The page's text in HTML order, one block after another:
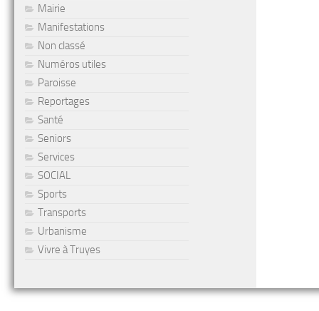
Mairie
Manifestations
Non classé
Numéros utiles
Paroisse
Reportages
Santé
Seniors
Services
SOCIAL
Sports
Transports
Urbanisme
Vivre à Truyes